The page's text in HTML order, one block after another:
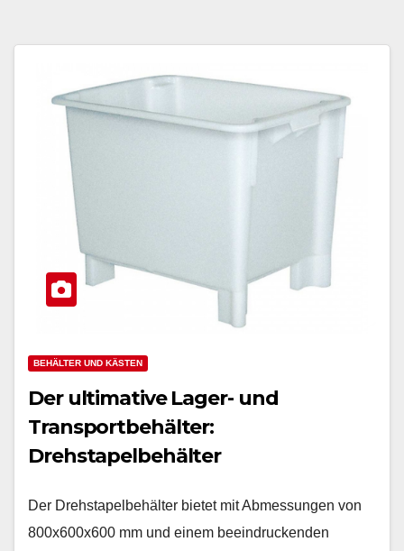
BEHÄLTER UND KÄSTEN
Der ultimative Lager- und
Transportbehälter:
Drehstapelbehälter
Der Drehstapelbehälter bietet mit Abmessungen von
800x600x600 mm und einem beeindruckenden